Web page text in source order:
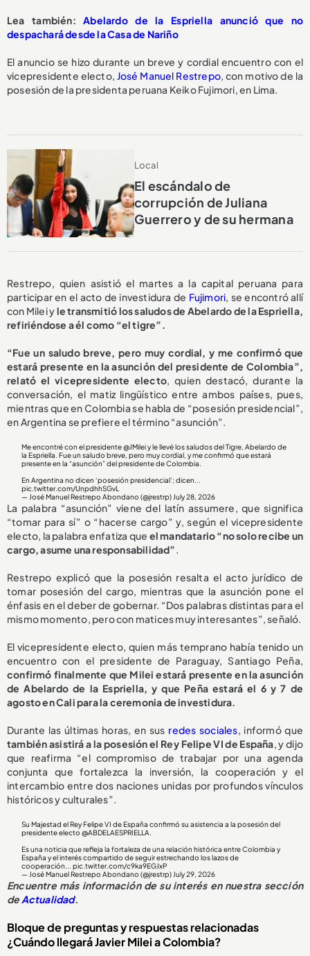
Lea también:Abelardo de la Espriella anunció que no
despachará desde la Casa de Nariño
El anuncio se hizo durante un breve y cordial encuentro con el
vicepresidente electo, José Manuel Restrepo, con motivo de la
posesión de la presidenta peruana Keiko Fujimori, en Lima.
Local
El escándalo de
corrupción de Juliana
Guerrero y de su hermana
Restrepo, quien asistió el martes a la capital peruana para
participar en el acto de investidura de Fujimori, se encontró allí
con Milei yle transmitió los saludos de Abelardo de la Espriella,
refiriéndose a él como “el tigre”.
“Fue un saludo breve, pero muy cordial, y me confirmó que
estará presente en la asunción del presidente de Colombia”,
relató el vicepresidente electo, quien destacó, durante la
conversación, el matiz lingüístico entre ambos países, pues,
mientras que en Colombia se habla de “posesión presidencial”,
en Argentina se prefiere el término “asunción”.
Me encontré con el presidente@JMileiy le llevé los saludos del Tigre, Abelardo de
la Espriella. Fue un saludo breve, pero muy cordial, y me confirmó que estará
presente en la “asunción” del presidente de Colombia.
En Argentina no dicen ‘posesión presidencial’; dicen...
pic.twitter.com/UnpdhhSGvL
— José Manuel Restrepo Abondano (@jrestrp) July 28, 2026
La palabra “asunción” viene del latín assumere, que significa
“tomar para sí” o “hacerse cargo” y, según el vicepresidente
electo, la palabra enfatiza que el mandatario “no solo recibe un
cargo, asume una responsabilidad”.
Restrepo explicó que la posesión resalta el acto jurídico de
tomar posesión del cargo, mientras que la asunción pone el
énfasis en el deber de gobernar. “Dos palabras distintas para el
mismo momento, pero con matices muy interesantes”, señaló.
El vicepresidente electo, quien más temprano había tenido un
encuentro con el presidente de Paraguay, Santiago Peña,
confirmó finalmente que Milei estará presente en la asunción
de Abelardo de la Espriella, y que Peña estará el 6 y 7 de
agosto en Cali para la ceremonia de investidura.
Durante las últimas horas, en sus redes sociales, informó que
también asistirá a la posesión el Rey Felipe VI de España, y dijo
que reafirma “el compromiso de trabajar por una agenda
conjunta que fortalezca la inversión, la cooperación y el
intercambio entre dos naciones unidas por profundos vínculos
históricos y culturales”.
Su Majestad el Rey Felipe VI de España confirmó su asistencia a la posesión del
presidente electo@ABDELAESPRIELLA
Es una noticia que refleja la fortaleza de una relación histórica entre Colombia y
España y el interés compartido de seguir estrechando los lazos de
cooperación...pic.twitter.com/c9ka9EGJxP
— José Manuel Restrepo Abondano (@jrestrp) July 29, 2026
Encuentre más información de su interés en nuestra sección
deActualidad.
Bloque de preguntas y respuestas relacionadas
¿Cuándo llegará Javier Milei a Colombia?